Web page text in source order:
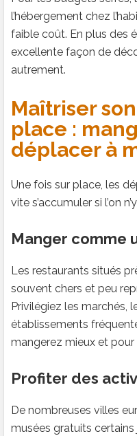
l’hébergement chez
faible coût. En plus des
excellente façon de
autrement.
Maîtriser
place :
déplacer à
Une fois sur place, les
vite s’accumuler si l’on
Manger comme
Les restaurants situés
souvent chers et peu
Privilégiez les marchés,
établissements
mangerez mieux et pour
Profiter des
De nombreuses villes
musées gratuits